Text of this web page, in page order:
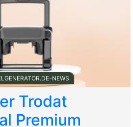
NEWS
Trodat
Premium